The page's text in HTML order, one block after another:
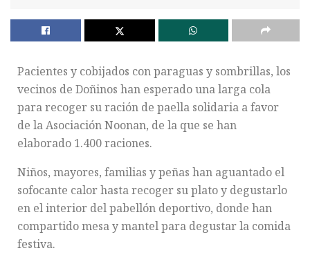
Pacientes y cobijados con paraguas y sombrillas, los
vecinos de Doñinos han esperado una larga cola
para recoger su ración de paella solidaria a favor
de la Asociación Noonan, de la que se han
elaborado 1.400 raciones.
Niños, mayores, familias y peñas han aguantado el
sofocante calor hasta recoger su plato y degustarlo
en el interior del pabellón deportivo, donde han
compartido mesa y mantel para degustar la comida
festiva.